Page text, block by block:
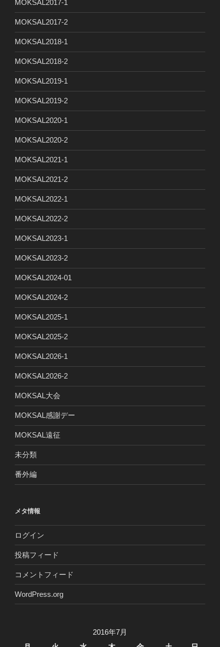
MOKSAL2017-1
MOKSAL2017-2
MOKSAL2018-1
MOKSAL2018-2
MOKSAL2019-1
MOKSAL2019-2
MOKSAL2020-1
MOKSAL2020-2
MOKSAL2021-1
MOKSAL2021-2
MOKSAL2022-1
MOKSAL2022-2
MOKSAL2023-1
MOKSAL2023-2
MOKSAL2024-01
MOKSAL2024-2
MOKSAL2025-1
MOKSAL2025-2
MOKSAL2026-1
MOKSAL2026-2
MOKSAL大会
MOKSAL感謝デー
MOKSAL遠征
未分類
番外編
メタ情報
ログイン
投稿フィード
コメントフィード
WordPress.org
2016年7月